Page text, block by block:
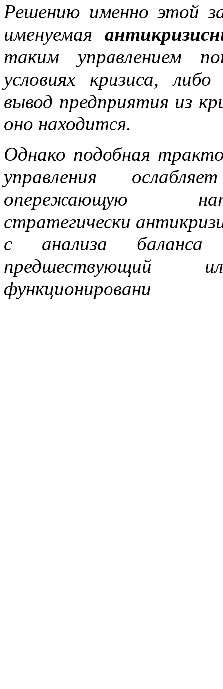
Решению именно этой
именуемая
таким управлением
условиях кризиса,
вывод предприятия из
оно находится.
Однако подобная
управления
опережающую
стратегически
с анализа баланса
предшествующий
функционировани